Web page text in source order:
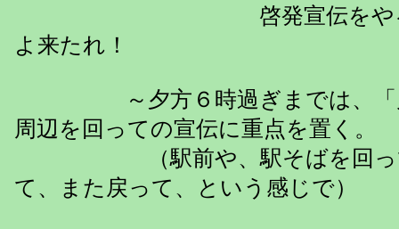
啓発宣伝をやるぞ！
よ来たれ！
～夕方６時過ぎまでは、「川
周辺を回っての宣伝に重点を置く。
（駅前や、駅そばを回って
て、また戻って、という感じで）